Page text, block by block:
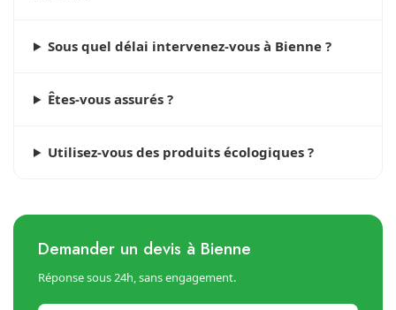
Sous quel délai intervenez-vous à Bienne ?
Êtes-vous assurés ?
Utilisez-vous des produits écologiques ?
Demander un devis à Bienne
Réponse sous 24h, sans engagement.